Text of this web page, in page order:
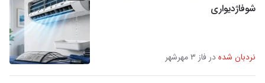
شوفاژدیواری
نردبان شدهدر فاز ۳ مهرشهر